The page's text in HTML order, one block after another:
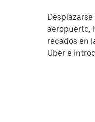
aeropuerto,
recados en
Uber e